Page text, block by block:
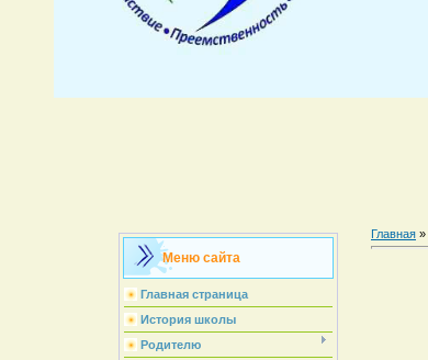
Меню сайта
Главная страница
История школы
Родителю
Главная »